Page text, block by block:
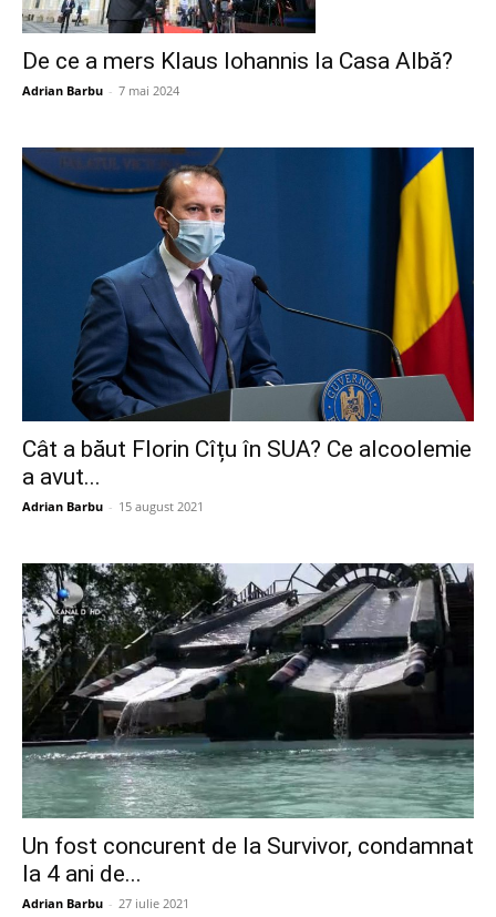
De ce a mers Klaus Iohannis la Casa Albă?
Adrian Barbu - 7 mai 2024
Cât a băut Florin Cîțu în SUA? Ce alcoolemie
a avut...
Adrian Barbu - 15 august 2021
Un fost concurent de la Survivor, condamnat
la 4 ani de...
Adrian Barbu - 27 iulie 2021